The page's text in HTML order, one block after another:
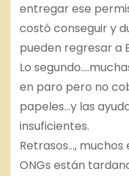
entregar ese
costó conseguir y
pueden regresar a
Lo
en paro pero no
papeles…y las
insuficientes.
Retrasos…,
ONGs están